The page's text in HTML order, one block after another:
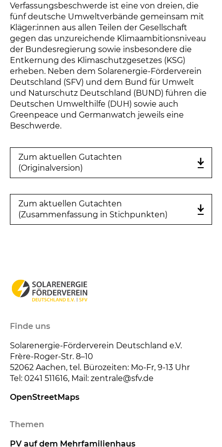
Verfassungsbeschwerde ist eine von dreien, die
fünf deutsche Umweltverbände gemeinsam mit
Kläger:innen aus allen Teilen der Gesellschaft
gegen das unzureichende Klimaambitionsniveau
der Bundesregierung sowie insbesondere die
Entkernung des Klimaschutzgesetzes (KSG)
erheben. Neben dem Solarenergie-Förderverein
Deutschland (SFV) und dem Bund für Umwelt
und Naturschutz Deutschland (BUND) führen die
Deutschen Umwelthilfe (DUH) sowie auch
Greenpeace und Germanwatch jeweils eine
Beschwerde.
Zum aktuellen Gutachten
(Originalversion)
Zum aktuellen Gutachten
(Zusammenfassung in Stichpunkten)
Finde uns
Solarenergie-Förderverein Deutschland e.V.
Frère-Roger-Str. 8–10
52062 Aachen, tel. Bürozeiten: Mo-Fr, 9-13 Uhr
Tel: 0241 511616, Mail: zentrale@sfv.de
OpenStreetMaps
Themen
PV auf dem Mehrfamilienhaus